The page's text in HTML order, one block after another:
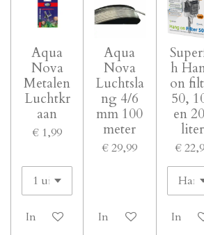
Aqua
Nova
Metalen
Luchtkr
aan
€ 1,99
In winkelwagen
Aqua
Nova
Luchtsla
ng 4/6
mm 100
meter
€ 29,99
In winkelwagen
h
on
50,
en
liter
€
In